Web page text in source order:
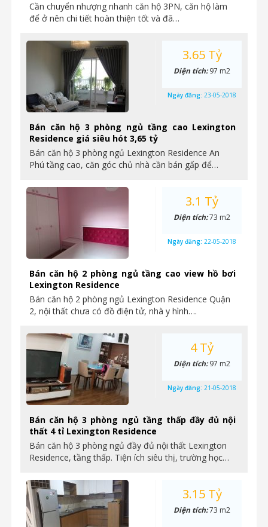
Cần chuyển nhượng nhanh căn hộ 3PN, căn hộ làm
để ở nên chi tiết hoàn thiện tốt và đã…
Bán căn hộ 3 phòng ngủ tầng cao Lexington
Residence giá siêu hót 3,65 tỷ
Bán căn hộ 3 phòng ngủ Lexington Residence An
Phú tầng cao, căn góc chủ nhà cần bán gấp để…
3.65 Tỷ
Diện tích:97 m2
Ngày đăng: 23-05-2018
Bán căn hộ 2 phòng ngủ tầng cao view hồ bơi
Lexington Residence
Bán căn hộ 2 phòng ngủ Lexington Residence Quận
2, nội thất chưa có đồ điện tử, nhà y hình….
3.1 Tỷ
Diện tích:73 m2
Ngày đăng: 22-05-2018
Bán căn hộ 3 phòng ngủ tầng thấp đầy đủ nội
thất 4 tỉ Lexington Residence
Bán căn hộ 3 phòng ngủ đầy đủ nội thất Lexington
Residence, tầng thấp. Tiện ích siêu thị, trường học…
4 Tỷ
Diện tích:97 m2
Ngày đăng: 21-05-2018
3.15 Tỷ
Diện tích:73 m2